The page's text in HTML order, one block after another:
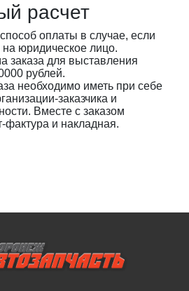
расчет
оплаты в случае, если
юридическое лицо.
заказа для выставления
рублей.
необходимо иметь при себе
заказчика и
Вместе с заказом
фактура и накладная.